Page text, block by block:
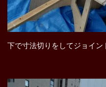
下で寸法切りをしてジョイン